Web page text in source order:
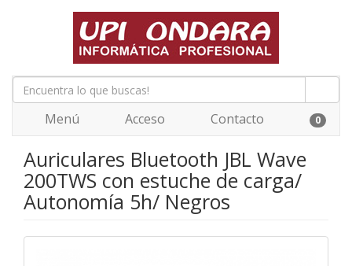
Menú Acceso Contacto 0
Auriculares Bluetooth JBL Wave
200TWS con estuche de carga/
Autonomía 5h/ Negros